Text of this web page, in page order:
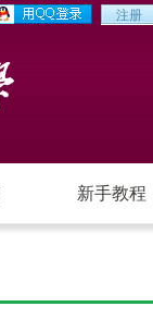
新手教程